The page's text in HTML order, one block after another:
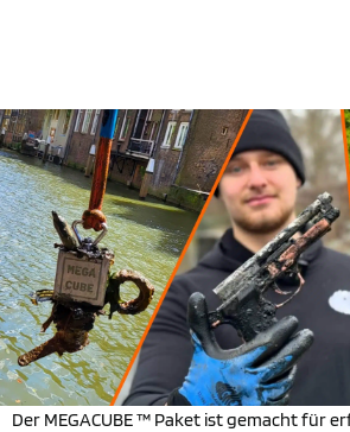
Der MEGACUBE ™ Paket ist gemacht für